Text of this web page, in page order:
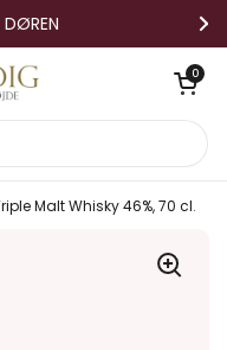
DØREN
Åben
0
Malt Whisky 46%, 70 cl.